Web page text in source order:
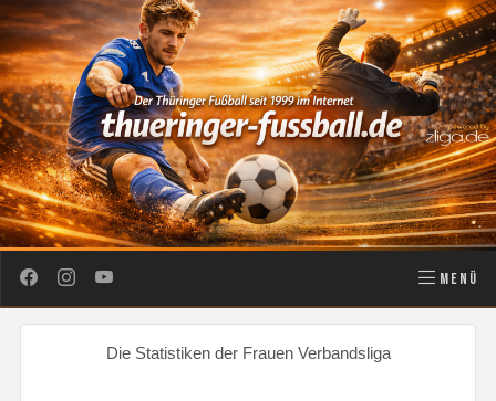
MENÜ
Die Statistiken der Frauen Verbandsliga